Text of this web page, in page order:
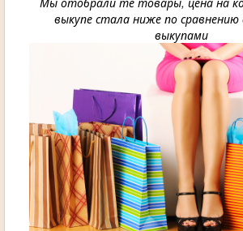
выкупе стала ниже по сравнению
выкупами